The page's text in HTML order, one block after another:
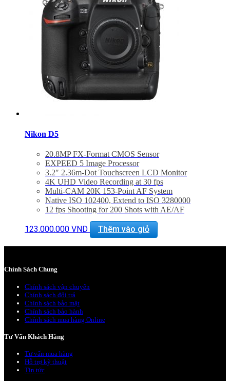
Nikon D5
20.8MP FX-Format CMOS Sensor
EXPEED 5 Image Processor
3.2″ 2.36m-Dot Touchscreen LCD Monitor
4K UHD Video Recording at 30 fps
Multi-CAM 20K 153-Point AF System
Native ISO 102400, Extend to ISO 3280000
12 fps Shooting for 200 Shots with AE/AF
14-Bit Raw Files and 12-Bit Raw S Format
1000 Base-T Gigabit Wired LAN Support
Bảo hành 24 tháng
123.000.000 VND Thêm vào giỏ
Chính Sách Chung
Chính sách vận chuyển
Chính sách đổi trả
Chính sách bảo mật
Chính sách bảo hành
Chính sách mua hàng Online
Tư Vấn Khách Hàng
Tư vấn mua hàng
Hỗ trợ kỹ thuật
Tin tức